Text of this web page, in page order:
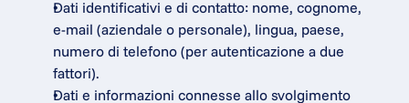
Dati identificativi e di contatto: nome, cognome,
e-mail (aziendale o personale), lingua, paese,
numero di telefono (per autenticazione a due
fattori).
Dati e informazioni connesse allo svolgimento